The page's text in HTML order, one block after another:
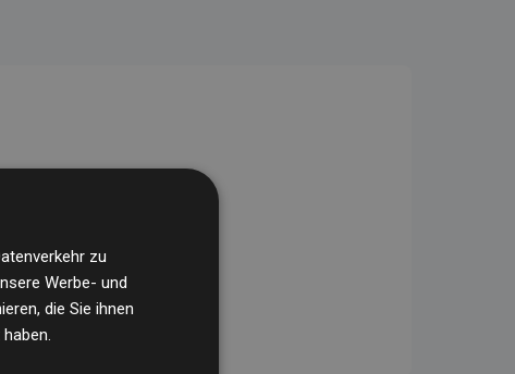
zu
Werbe- und
die Sie ihnen